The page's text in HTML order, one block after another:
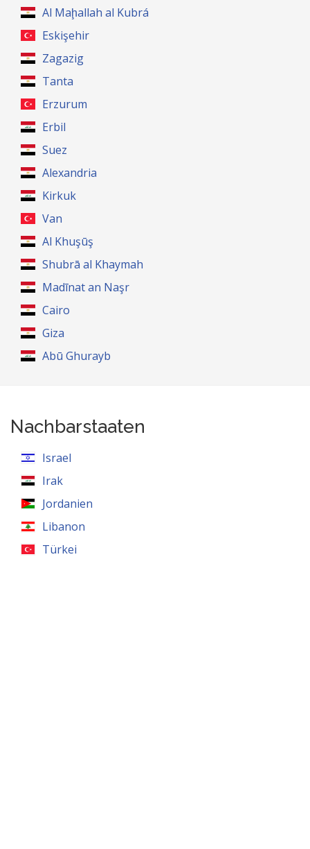
Al Maḩallah al Kubrá
Eskişehir
Zagazig
Tanta
Erzurum
Erbil
Suez
Alexandria
Kirkuk
Van
Al Khuşūş
Shubrā al Khaymah
Madīnat an Naşr
Cairo
Giza
Abū Ghurayb
Nachbarstaaten
Israel
Irak
Jordanien
Libanon
Türkei